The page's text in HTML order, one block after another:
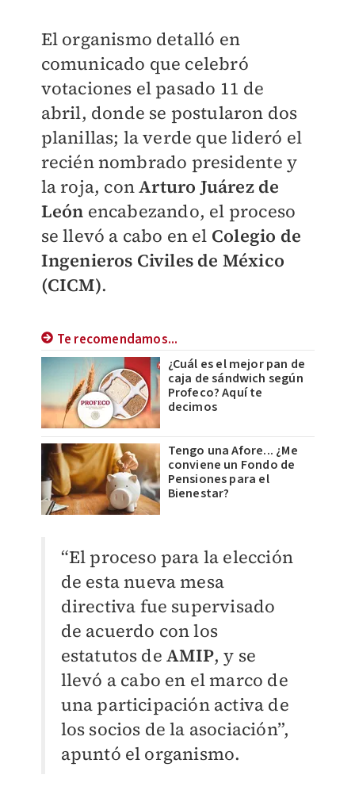
El organismo detalló en
comunicado que celebró
votaciones el pasado 11 de
abril, donde se postularon dos
planillas; la verde que lideró el
recién nombrado presidente y
la roja, conArturo Juárez de
León encabezando, el proceso
se llevó a cabo en el Colegio de
Ingenieros Civiles de México
(CICM).
Te recomendamos...
¿Cuál es el mejor pan de
caja de sándwich según
Profeco? Aquí te
decimos
Tengo una Afore... ¿Me
conviene un Fondo de
Pensiones para el
Bienestar?
“El proceso para la elección
de esta nueva mesa
directiva fue supervisado
de acuerdo con los
estatutos deAMIP, y se
llevó a cabo en el marco de
una participación activa de
los socios de la asociación”,
apuntó el organismo.